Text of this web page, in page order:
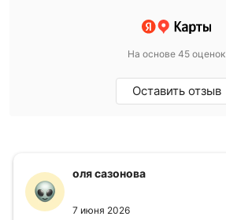
На основе 45 оценок
Оставить отзыв
оля сазонова
7 июня 2026